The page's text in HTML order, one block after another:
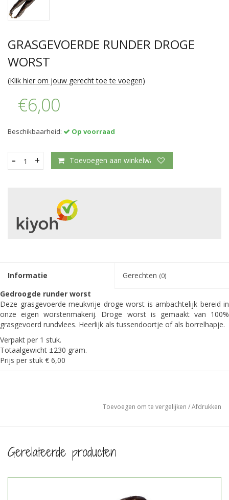
GRASGEVOERDE RUNDER DROGE
WORST
(Klik hier om jouw gerecht toe te voegen)
€6,00
Beschikbaarheid: Op voorraad
+
- Toevoegen aan winkelwagen
Informatie Gerechten (0)
Gedroogde runder worst
Deze grasgevoerde meukvrije droge worst is ambachtelijk bereid in
onze eigen worstenmakerij. Droge worst is gemaakt van 100%
grasgevoerd rundvlees. Heerlijk als tussendoortje of als borrelhapje.
Verpakt per 1 stuk.
Totaalgewicht ±230 gram.
Prijs per stuk € 6,00
Toevoegen om te vergelijken /Afdrukken
Gerelateerde producten